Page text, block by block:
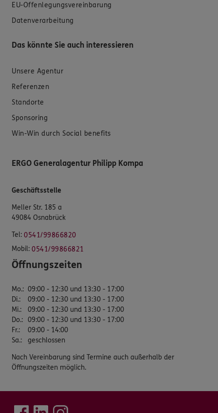
EU-Offenlegungsvereinbarung
Datenverarbeitung
Das könnte Sie auch interessieren
Unsere Agentur
Referenzen
Standorte
Sponsoring
Win-Win durch Social benefits
ERGO Generalagentur Philipp Kompa
Geschäftsstelle
Meller Str. 185 a
49084 Osnabrück
Tel: 0541/99866820
Mobil: 0541/99866821
Öffnungszeiten
Mo.: 09:00 - 12:30 und 13:30 - 17:00
Di.:
09:00 - 12:30 und 13:30 - 17:00
Mi.:
09:00 - 12:30 und 13:30 - 17:00
Do.: 09:00 - 12:30 und 13:30 - 17:00
Fr.:
09:00 - 14:00
Sa.: geschlossen
Nach Vereinbarung sind Termine auch außerhalb der
Öffnungszeiten möglich.